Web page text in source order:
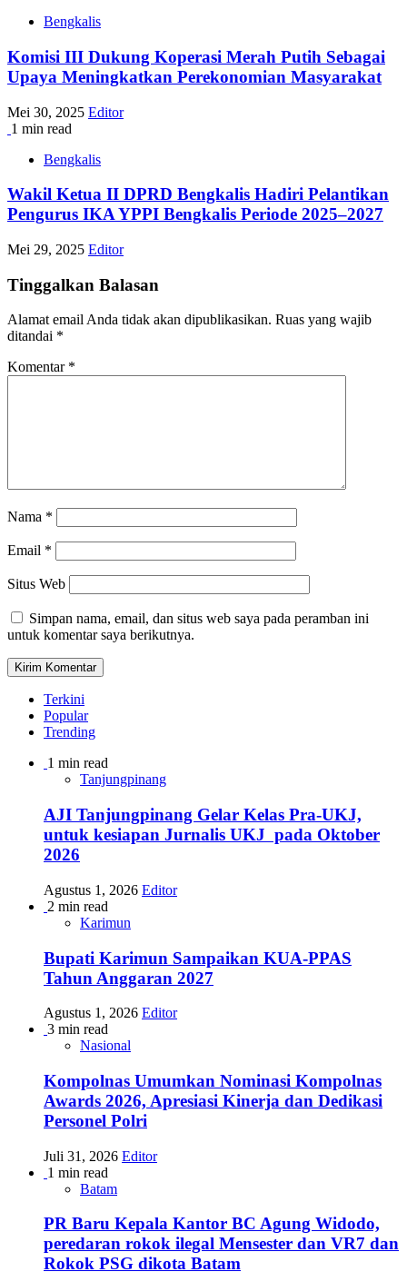
Bengkalis
Komisi III Dukung Koperasi Merah Putih Sebagai
Upaya Meningkatkan Perekonomian Masyarakat
Mei 30, 2025 Editor
1 min read
Bengkalis
Wakil Ketua II DPRD Bengkalis Hadiri Pelantikan
Pengurus IKA YPPI Bengkalis Periode 2025–2027
Mei 29, 2025 Editor
Tinggalkan Balasan
Alamat email Anda tidak akan dipublikasikan. Ruas yang wajib
ditandai *
Komentar *
Nama *
Email *
Situs Web
Simpan nama, email, dan situs web saya pada peramban ini
untuk komentar saya berikutnya.
Terkini
Popular
Trending
1 min read
Tanjungpinang
AJI Tanjungpinang Gelar Kelas Pra-UKJ,
untuk kesiapan Jurnalis UKJ pada Oktober
2026
Agustus 1, 2026 Editor
2 min read
Karimun
Bupati Karimun Sampaikan KUA-PPAS
Tahun Anggaran 2027
Agustus 1, 2026 Editor
3 min read
Nasional
Kompolnas Umumkan Nominasi Kompolnas
Awards 2026, Apresiasi Kinerja dan Dedikasi
Personel Polri
Juli 31, 2026 Editor
1 min read
Batam
PR Baru Kepala Kantor BC Agung Widodo,
peredaran rokok ilegal Mensester dan VR7 dan
Rokok PSG dikota Batam